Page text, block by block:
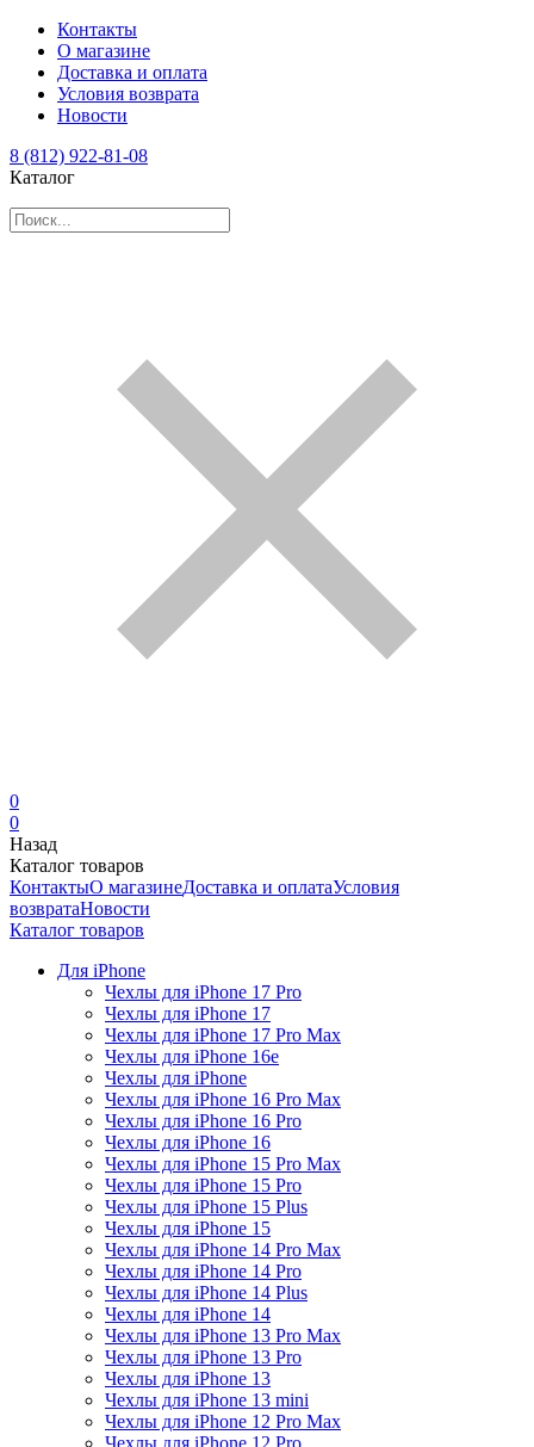
Контакты
О магазине
Доставка и оплата
Условия возврата
Новости
8 (812) 922-81-08
Каталог
0
0
Назад
Каталог товаров
КонтактыО магазинеДоставка и оплатаУсловия
возвратаНовости
Каталог товаров
Для iPhone
Чехлы для iPhone 17 Pro
Чехлы для iPhone 17
Чехлы для iPhone 17 Pro Max
Чехлы для iPhone 16e
Чехлы для iPhone
Чехлы для iPhone 16 Pro Max
Чехлы для iPhone 16 Pro
Чехлы для iPhone 16
Чехлы для iPhone 15 Pro Max
Чехлы для iPhone 15 Pro
Чехлы для iPhone 15 Plus
Чехлы для iPhone 15
Чехлы для iPhone 14 Pro Max
Чехлы для iPhone 14 Pro
Чехлы для iPhone 14 Plus
Чехлы для iPhone 14
Чехлы для iPhone 13 Pro Max
Чехлы для iPhone 13 Pro
Чехлы для iPhone 13
Чехлы для iPhone 13 mini
Чехлы для iPhone 12 Pro Max
Чехлы для iPhone 12 Pro